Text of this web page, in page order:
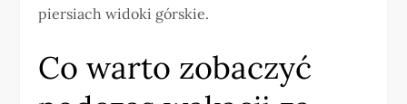
piersiach widoki górskie.
Co warto zobaczyć